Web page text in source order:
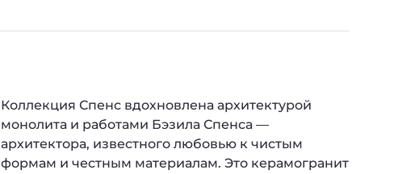
Коллекция Спенс вдохновлена архитектурой
монолита и работами Бэзила Спенса —
архитектора, известного любовью к чистым
формам и честным материалам. Это керамогранит